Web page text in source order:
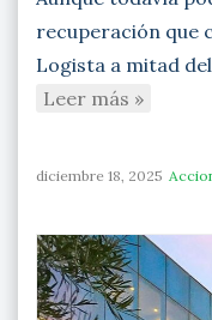
recuperación que
Logista a mitad
Leer más »
diciembre 18, 2025